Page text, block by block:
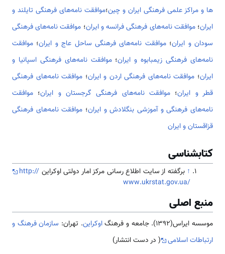
ها و مراکز علمی فرهنگی ایران و چین؛موافقت نامه‌های فرهنگی تایلند و
ایران؛موافقت نامه‌های فرهنگی فرانسه و ایران؛ موافقت نامه‌های فرهنگی
سودان و ایران؛موافقت نامه‌های فرهنگی ساحل عاج و ایران؛ موافقت
نامه‌های فرهنگی زیمبابوه و ایران؛موافقت نامه‌های فرهنگی اسپانیا و
ایران؛ موافقت نامه‌های فرهنگی اردن و ایران؛ موافقت نامه‌های فرهنگی
قطر و ایران؛ موافقت نامه‌های فرهنگی گرجستان و ایران؛ موافقت
نامه‌های فرهنگی و آموزشی بنگلادش و ایران؛ موافقت نامه‌های فرهنگی
قزاقستان و ایران
کتابشناسی
↑ برگفته از سایت اطلاع رسانی مرکز امار دولتی اوکراین http://
www.ukrstat.gov.ua/
منبع اصلی
موسسه ایراس(1392). جامعه و فرهنگ اوکراین. تهران: سازمان فرهنگ و
ارتباطات اسلامی
( در دست انتشار)